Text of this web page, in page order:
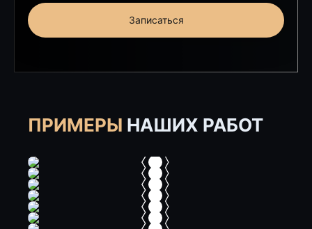
Записаться
ПРИМЕРЫ НАШИХ РАБОТ